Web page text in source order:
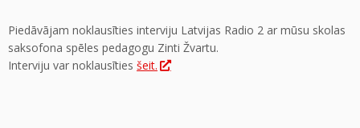
Piedāvājam noklausīties interviju Latvijas Radio 2 ar mūsu skolas
saksofona spēles pedagogu Zinti Žvartu.
Interviju var noklausīties šeit.